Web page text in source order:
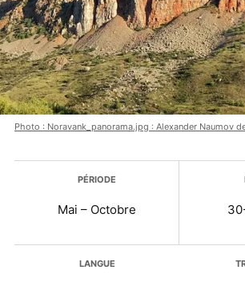
Photo : Noravank_panorama.jpg : Alexander Naumov
Plus d’infos
PÉRIODE
Mai – Octobre
LANGUE